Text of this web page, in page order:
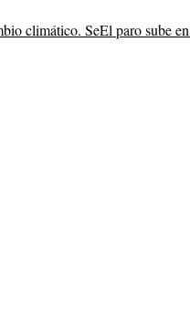
climático. SeEl paro sube en